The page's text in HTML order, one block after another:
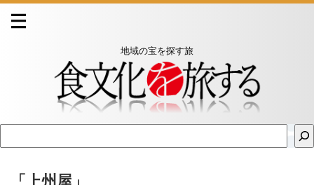
地域の宝を探す旅
「上州屋」